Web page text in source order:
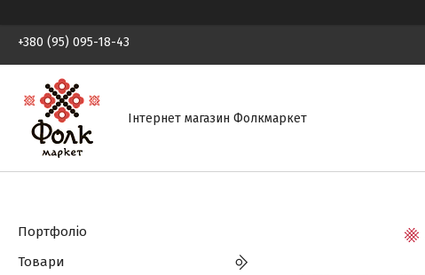
+380 (95) 095-18-43
Інтернет магазин Фолкмаркет
Портфоліо
Товари